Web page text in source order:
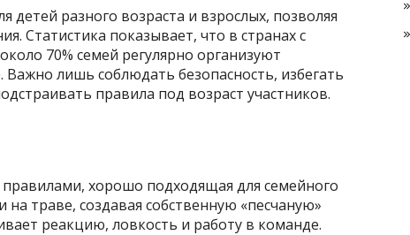
детей разного возраста и взрослых, позволяя
Статистика показывает, что в странах с
70% семей регулярно организуют
лишь соблюдать безопасность, избегать
правила под возраст участников.
хорошо подходящая для семейного
траве, создавая собственную «песчаную»
реакцию, ловкость и работу в команде.